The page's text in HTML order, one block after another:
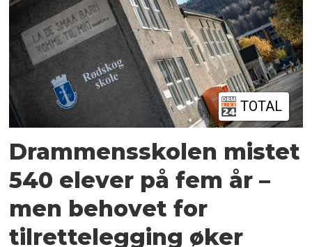
TOTAL
Drammensskolen mistet
540 elever på fem år –
men behovet for
tilrettelegging øker